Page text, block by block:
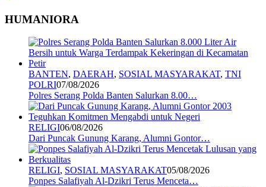
HUMANIORA
BANTEN, DAERAH, SOSIAL MASYARAKAT, TNI
POLRI07/08/2026
Polres Serang Polda Banten Salurkan 8.00…
RELIGI06/08/2026
Dari Puncak Gunung Karang, Alumni Gontor…
RELIGI, SOSIAL MASYARAKAT05/08/2026
Ponpes Salafiyah Al-Dzikri Terus Menceta…